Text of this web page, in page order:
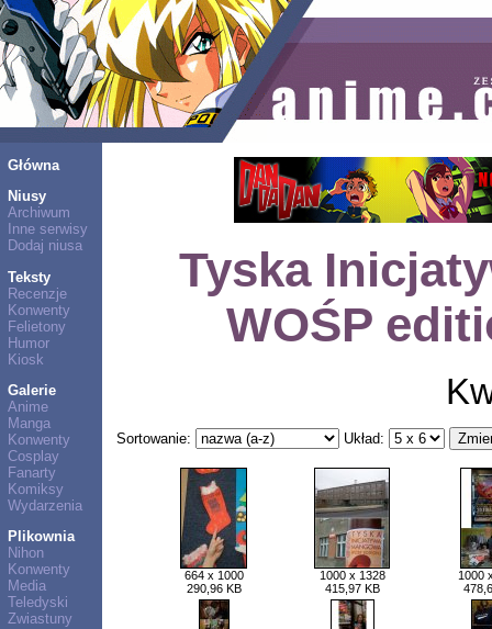
Główna
Niusy
Archiwum
Inne serwisy
Dodaj niusa
Teksty
Recenzje
Konwenty
Felietony
Humor
Kiosk
Galerie
Anime
Manga
Konwenty
Cosplay
Fanarty
Komiksy
Wydarzenia
Plikownia
Nihon
Konwenty
Media
Teledyski
Zwiastuny
Tyska
WOŚP
Sortowanie: Układ:
664 x 1000
290,96 KB
1000 x 1328
415,97 KB
1000